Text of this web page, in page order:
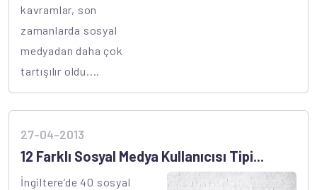
kavramlar, son
zamanlarda sosyal
medyadan daha çok
tartışılır oldu....
27-04-2013
12 Farklı Sosyal Medya Kullanıcısı Tipi...
İngiltere’de 40 sosyal